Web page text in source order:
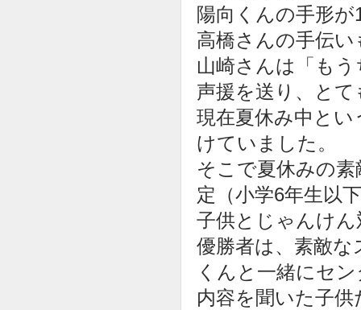
陽向くんの手形
高橋さんの手伝
山崎さんは「も
声援を送り、と
現在夏休み中と
けていました。
そこで夏休みの
定（小学6年生以
子供とじゃんけ
優勝者は、素敵
くんと一緒にセ
内容を聞いた子